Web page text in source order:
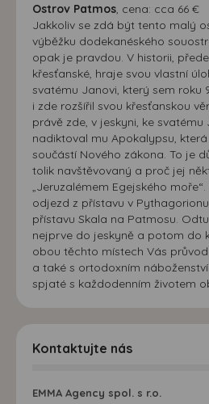
Ostrov Patmos, cena: cca 66 €
Jakkoliv se zdá být tento malý
výběžku dodekanéského
opak je pravdou. V historii,
křesťanské, hraje svou vlastní
svatému Janovi, který sem roku
i zde rozšířil svou křesťanskou
právě zde, v jeskyni, ke
nadiktoval mu Apokalypsu,
součástí Nového zákona. To je
tolik navštěvovaný a proč jej
„Jeruzalémem Egejského
odjezd z přístavu v
přístavu Skala na Patmosu.
nejprve do jeskyně a potom do
obou těchto místech Vás
a také s ortodoxním
spjaté s každodenním životem
Kontaktujte nás
EMMA Agency spol. s r.o.